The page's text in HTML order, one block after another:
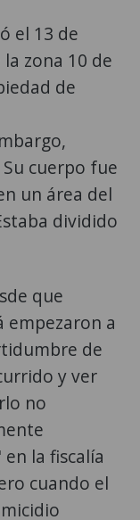
el 13 de
zona 10 de
de
cuerpo fue
un área del
dividido
que
empezaron a
de
y ver
no
la fiscalía
cuando el